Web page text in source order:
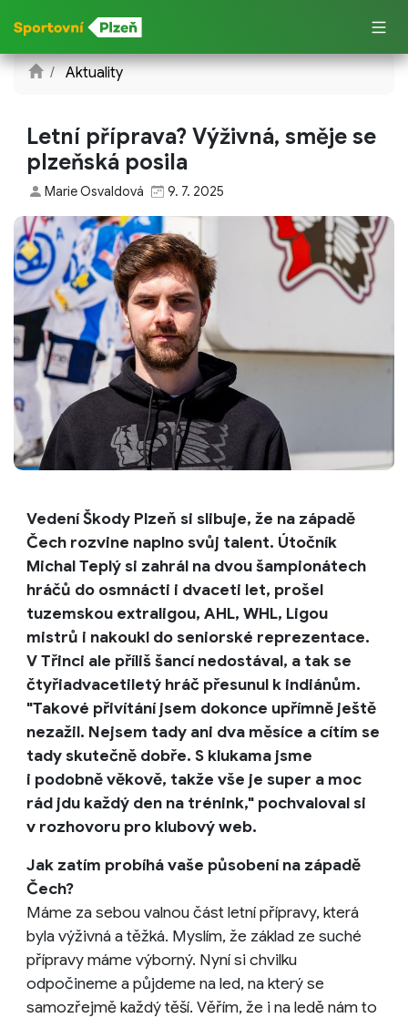
Aktuality
Letní příprava? Výživná, směje se
plzeňská posila
Marie Osvaldová 9. 7. 2025
Vedení Škody Plzeň si slibuje, že na západě
Čech rozvine naplno svůj talent. Útočník
Michal Teplý si zahrál na dvou šampionátech
hráčů do osmnácti i dvaceti let, prošel
tuzemskou extraligou, AHL, WHL, Ligou
mistrů i nakoukl do seniorské reprezentace.
V Třinci ale příliš šancí nedostával, a tak se
čtyřiadvacetiletý hráč přesunul k indiánům.
"Takové přivítání jsem dokonce upřímně ještě
nezažil. Nejsem tady ani dva měsíce a cítím se
tady skutečně dobře. S klukama jsme
i podobně věkově, takže vše je super a moc
rád jdu každý den na trénink," pochvaloval si
v rozhovoru pro klubový web.
Jak zatím probíhá vaše působení na západě
Čech?
Máme za sebou valnou část letní přípravy, která
byla výživná a těžká. Myslím, že základ ze suché
přípravy máme výborný. Nyní si chvilku
odpočineme a půjdeme na led, na který se
samozřejmě každý těší. Věřím, že i na ledě nám to